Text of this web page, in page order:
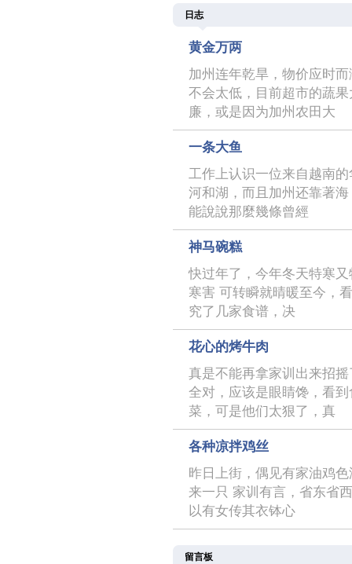
日志
黄金万两
加州连年乾旱，物价应时
不会太低，目前超市的蔬
廉，或是因为加州农田大
一条大鱼
工作上认识一位来自越南
河和湖，而且加州还靠著
能說說那麼幾條曾經
神马碗糕
快过年了，今年冬天特寒
寒害 可转瞬就晴暖至今，
究了几家食谱，决
花心的烤牛肉
真是不能再拿家训出来招
全对，应该是眼睛馋，看
菜，可是他们太狠了，真
各种凉拌鸡丝
昨日上街，偶见有家油鸡
来一只 家训有言，省东省
以有女传其衣钵心
留言板